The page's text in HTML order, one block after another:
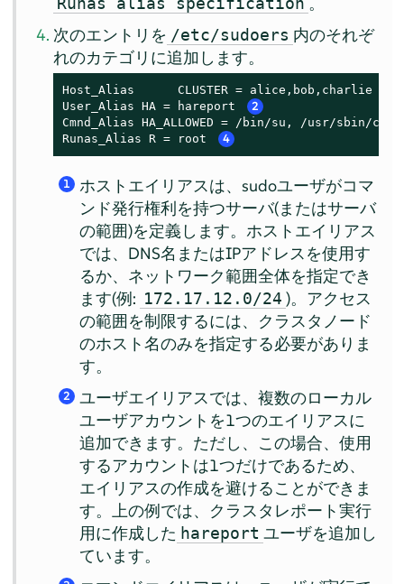
次のエントリを /etc/sudoers 内のそれぞ
れのカテゴリに追加します。
Host_Alias	CLUSTER = alice,bob,charlie
User_Alias HA = hareport 2
Cmnd_Alias HA_ALLOWED = /bin/su, /usr/sbin/
Runas_Alias R = root
4
1
ホストエイリアスは、sudoユーザがコマ
ンド発行権利を持つサーバ(またはサーバ
の範囲)を定義します。ホストエイリアス
では、DNS名またはIPアドレスを使用す
るか、ネットワーク範囲全体を指定でき
ます(例: 172.17.12.0/24 )。アクセス
の範囲を制限するには、クラスタノード
のホスト名のみを指定する必要がありま
す。
2
ユーザエイリアスでは、複数のローカル
ユーザアカウントを1つのエイリアスに
追加できます。ただし、この場合、使用
するアカウントは1つだけであるため、
エイリアスの作成を避けることができま
す。上の例では、クラスタレポート実行
用に作成した hareport ユーザを追加し
ています。